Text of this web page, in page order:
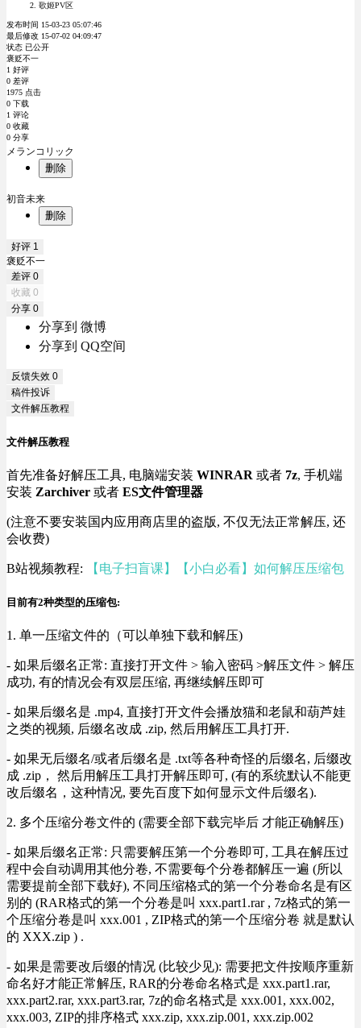
歌姬PV区
发布时间 15-03-23 05:07:46
最后修改 15-07-02 04:09:47
状态 已公开
褒贬不一
1 好评
0 差评
1975 点击
0 下载
1 评论
0 收藏
0 分享
メランコリック
删除
初音未来
删除
好评 1
褒贬不一
差评 0
收藏 0
分享 0
分享到 微博
分享到 QQ空间
反馈失效 0
稿件投诉
文件解压教程
文件解压教程
首先准备好解压工具, 电脑端安装 WINRAR 或者 7z, 手机端
安装 Zarchiver 或者 ES文件管理器
(注意不要安装国内应用商店里的盗版, 不仅无法正常解压, 还
会收费)
B站视频教程: 【电子扫盲课】【小白必看】如何解压压缩包
目前有2种类型的压缩包:
1. 单一压缩文件的（可以单独下载和解压)
- 如果后缀名正常: 直接打开文件 > 输入密码 >解压文件 > 解压
成功, 有的情况会有双层压缩, 再继续解压即可
- 如果后缀名是 .mp4, 直接打开文件会播放猫和老鼠和葫芦娃
之类的视频, 后缀名改成 .zip, 然后用解压工具打开.
- 如果无后缀名/或者后缀名是 .txt等各种奇怪的后缀名, 后缀改
成 .zip， 然后用解压工具打开解压即可, (有的系统默认不能更
改后缀名，这种情况, 要先百度下如何显示文件后缀名).
2. 多个压缩分卷文件的 (需要全部下载完毕后 才能正确解压)
- 如果后缀名正常: 只需要解压第一个分卷即可, 工具在解压过
程中会自动调用其他分卷, 不需要每个分卷都解压一遍 (所以
需要提前全部下载好), 不同压缩格式的第一个分卷命名是有区
别的 (RAR格式的第一个分卷是叫 xxx.part1.rar , 7z格式的第一
个压缩分卷是叫 xxx.001 , ZIP格式的第一个压缩分卷 就是默认
的 XXX.zip ) .
- 如果是需要改后缀的情况 (比较少见): 需要把文件按顺序重新
命名好才能正常解压, RAR的分卷命名格式是 xxx.part1.rar,
xxx.part2.rar, xxx.part3.rar, 7z的命名格式是 xxx.001, xxx.002,
xxx.003, ZIP的排序格式 xxx.zip, xxx.zip.001, xxx.zip.002